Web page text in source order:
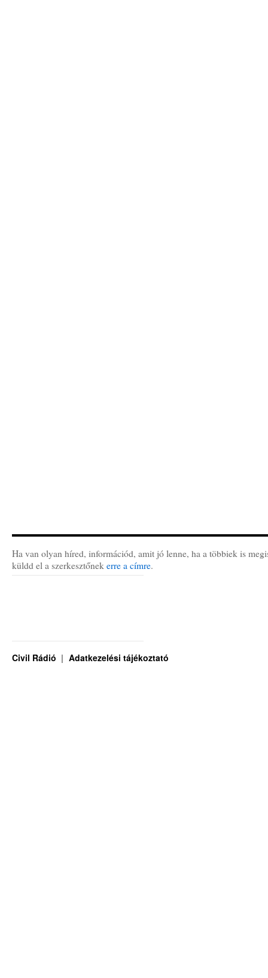
Ha van olyan híred, információd, amit jó lenne, ha a többiek is
küldd el a szerkesztőnek erre a címre.
Civil Rádió Adatkezelési tájékoztató